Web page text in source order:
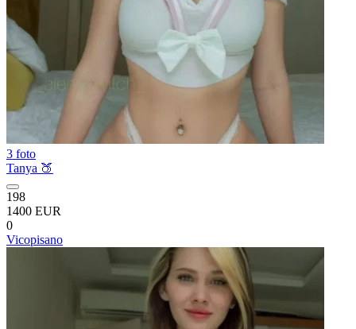
3 foto
Tanya 🍑
198
1400 EUR
0
Vicopisano